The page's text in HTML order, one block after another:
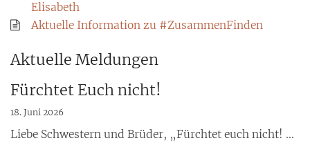
Elisabeth
Aktuelle Information zu #ZusammenFinden
Aktuelle Meldungen
Fürchtet Euch nicht!
18. Juni 2026
Liebe Schwestern und Brüder, „Fürchtet euch nicht! ...